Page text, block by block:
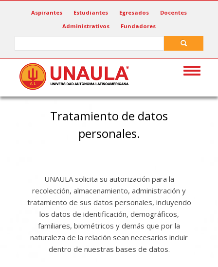
Aspirantes Estudiantes Egresados
Docentes
Administrativos
Fundadores
Toggle
Tratamiento de datos
personales.
UNAULAsolicita su autorización para la
recolección, almacenamiento, administración y
tratamiento de sus datos personales, incluyendo
los datos de identificación, demográficos,
familiares, biométricos y demás que por la
naturaleza de la relación sean necesarios incluir
dentro de nuestras bases de datos.